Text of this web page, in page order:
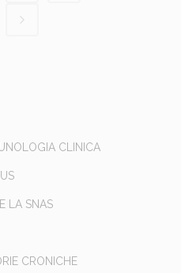
CLINICA
LA SNAS
CRONICHE